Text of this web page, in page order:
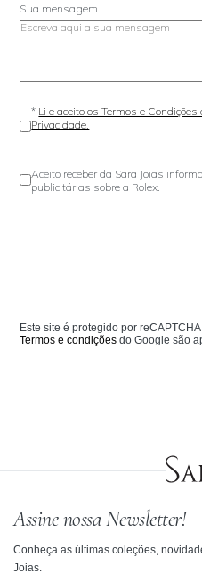
Sua mensagem
* Li e aceito os Termos e Condições
Privacidade.
Aceito receber da Sara Joias
publicitárias sobre a Rolex.
Este site é protegido por
Termos e condições do Google são
Assine nossa Newsletter!
Conheça as últimas coleções,
Joias.